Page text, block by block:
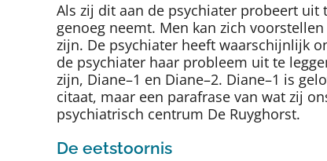
Als zij dit aan de psychiater probeert
genoeg neemt. Men kan zich
zijn. De psychiater heeft waarschijnlijk
de psychiater haar probleem uit te
zijn, Diane–1 en Diane–2. Diane–1 is
citaat, maar een parafrase van wat zij
psychiatrisch centrum De Ruyghorst.
De eetstoornis